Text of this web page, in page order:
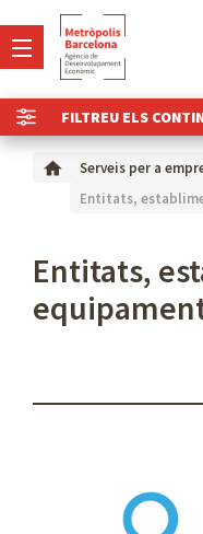
FILTREU ELS
Serveis per a
Entitats,
Entitats,